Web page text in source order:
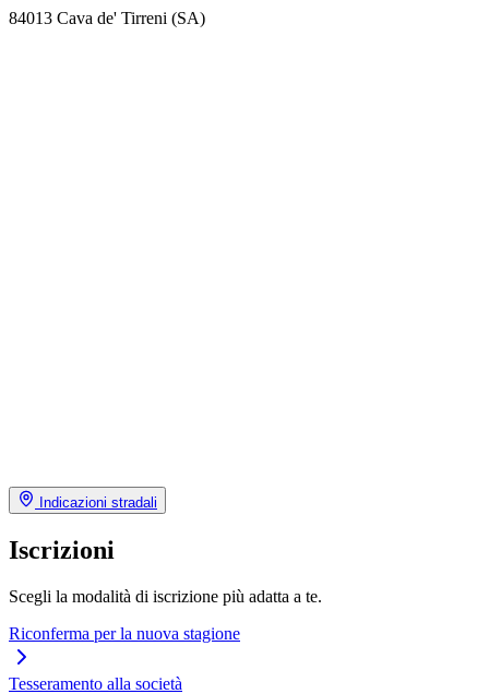
84013 Cava de' Tirreni (SA)
Indicazioni stradali
Iscrizioni
Scegli la modalità di iscrizione più adatta a te.
Riconferma per la nuova stagione
Tesseramento alla società